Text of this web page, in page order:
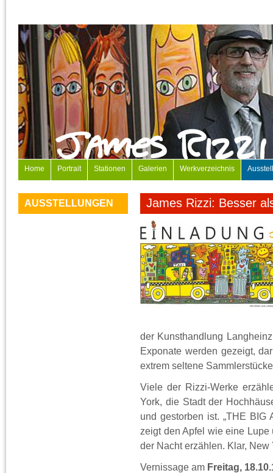
Home Portrait Stationen Galerien Werkverzeichnis
AUSSTELLUNGEN James Rizzi: Besser
der Kunsthandlung
Exponate werden gezeigt,
extrem seltene
Viele der Rizzi-Werke
York, die Stadt der
und gestorben ist. „THE BIG
zeigt den Apfel wie eine
der Nacht erzählen. Klar,
Vernissage am Freitag,